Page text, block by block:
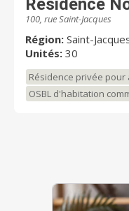
Résidence
100, rue Saint-Jacques
Région: Saint-
Unités: 30
Résidence privée pour
OSBL d'habitation